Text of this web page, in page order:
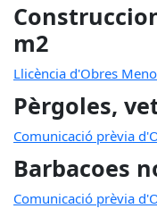
m2
Llicència d'Obres
Pèrgoles,
Comunicació prèvia
Barbacoes
Comunicació prèvia